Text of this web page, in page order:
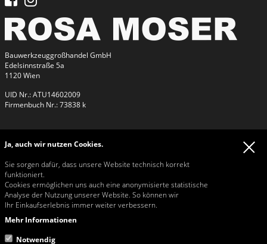
Ja, auch wir nutzen Cookies.
Sie sorgen dafür, dass unsere Website technisch korrekt
funktioniert.
Cookies ermöglichen uns auch eine anonymisierte statistische
Analyse der Nutzung unserer Website. So können wir
Ihr Einkaufserlebnis immer weiter verbessern.
Mehr Informationen
Notwendig
Bauwerkzeuggroßhandel GmbH
Edelsinnstraße 5a
1120 Wien
UID Nr.: ATU14602009
Firmenbuch Nr.: 73838 k
Kontakt
Fax: +43 / 1 / 815 42 32
Email:rosa@rosa-moser.at
Web:www.rosa-moser.at
Öffnungszeiten Büro & Verkauf
Mo - Mi 07:00-11:45 und 13:00-16:30
Fr 07:00-11:45